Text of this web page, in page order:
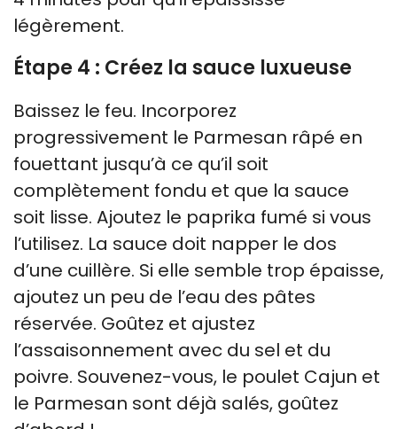
légèrement.
Étape 4 : Créez la sauce luxueuse
Baissez le feu. Incorporez
progressivement le Parmesan râpé en
fouettant jusqu’à ce qu’il soit
complètement fondu et que la sauce
soit lisse. Ajoutez le paprika fumé si vous
l’utilisez. La sauce doit napper le dos
d’une cuillère. Si elle semble trop épaisse,
ajoutez un peu de l’eau des pâtes
réservée. Goûtez et ajustez
l’assaisonnement avec du sel et du
poivre. Souvenez-vous, le poulet Cajun et
le Parmesan sont déjà salés, goûtez